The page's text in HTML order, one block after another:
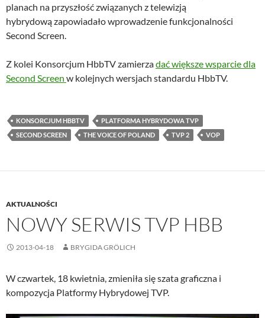
planach na przyszłość związanych z telewizją
hybrydową zapowiadało wprowadzenie funkcjonalności
Second Screen.
Z kolei Konsorcjum HbbTV zamierzadać większe wsparcie dla
Second Screen w kolejnych wersjach standardu HbbTV.
KONSORCJUM HBBTV
PLATFORMA HYBRYDOWA TVP
SECOND SCREEN
THE VOICE OF POLAND TVP 2 VOP
AKTUALNOŚCI
NOWY SERWIS TVP HBB
2013-04-18 BRYGIDA GRÖLICH
W czwartek, 18 kwietnia, zmieniła się szata graficzna i
kompozycja Platformy Hybrydowej TVP.